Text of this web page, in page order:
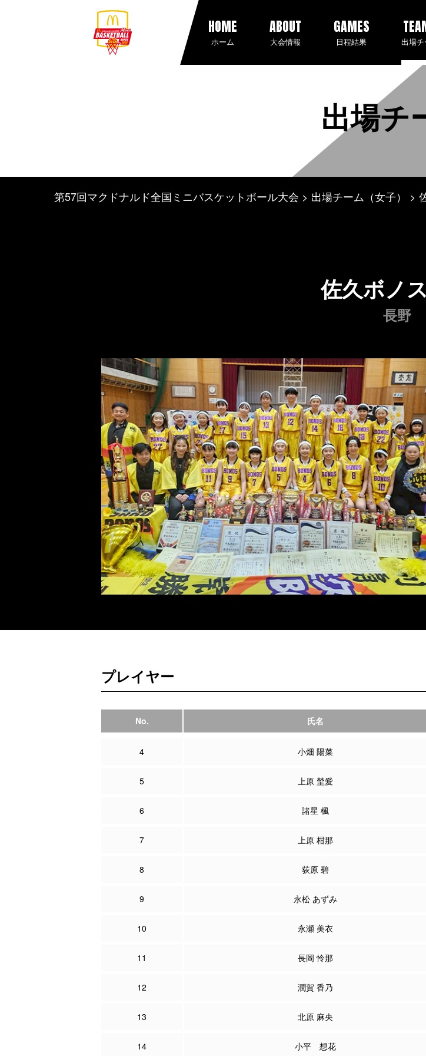
HOME
ホーム
ABOUT
大会情報
GAMES
日程結果 出場
出場チ
第57回マクドナルド全国ミニバスケットボール大会 出場チーム（女子）
佐久ボノ
長野
プレイヤー
No. 氏名
4 小畑 陽菜
5 上原 埜愛
6 諸星 楓
7 上原 柑那
8 荻原 碧
9 永松 あずみ
10 永瀬 美衣
11 長岡 怜那
12 潤賀 香乃
13 北原 麻央
14 小平 想花